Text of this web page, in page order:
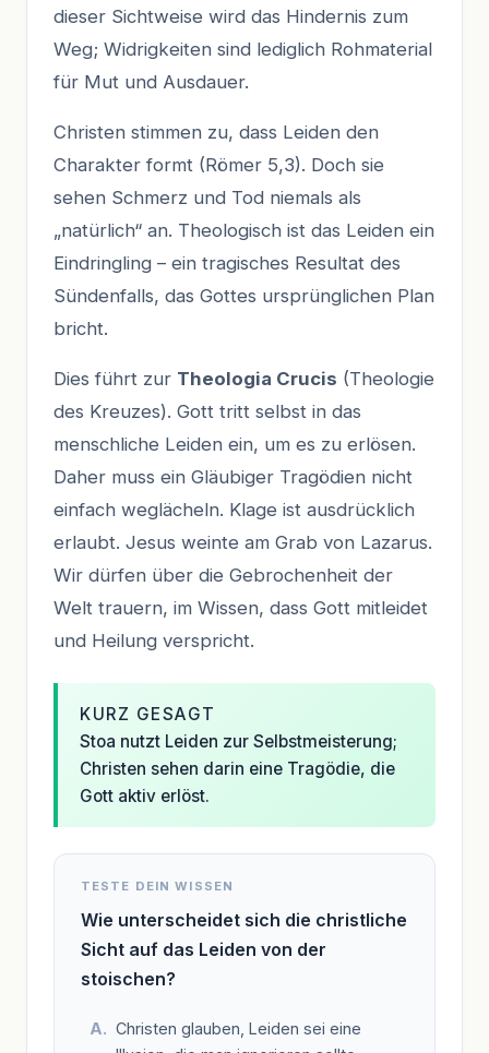
dieser Sichtweise wird das Hindernis zum
Weg; Widrigkeiten sind lediglich Rohmaterial
für Mut und Ausdauer.
Christen stimmen zu, dass Leiden den
Charakter formt (Römer 5,3). Doch sie
sehen Schmerz und Tod niemals als
„natürlich“ an. Theologisch ist das Leiden ein
Eindringling – ein tragisches Resultat des
Sündenfalls, das Gottes ursprünglichen Plan
bricht.
Dies führt zur Theologia Crucis (Theologie
des Kreuzes). Gott tritt selbst in das
menschliche Leiden ein, um es zu erlösen.
Daher muss ein Gläubiger Tragödien nicht
einfach weglächeln. Klage ist ausdrücklich
erlaubt. Jesus weinte am Grab von Lazarus.
Wir dürfen über die Gebrochenheit der
Welt trauern, im Wissen, dass Gott mitleidet
und Heilung verspricht.
KURZ GESAGT
Stoa nutzt Leiden zur Selbstmeisterung;
Christen sehen darin eine Tragödie, die
Gott aktiv erlöst.
TESTE DEIN WISSEN
Wie unterscheidet sich die christliche
Sicht auf das Leiden von der
stoischen?
Christen glauben, Leiden sei eine